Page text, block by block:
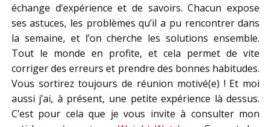
échange d’expérience et de savoirs. Chacun expose
ses astuces, les problèmes qu’il a pu rencontrer dans
la semaine, et l’on cherche les solutions ensemble.
Tout le monde en profite, et cela permet de vite
corriger des erreurs et prendre des bonnes habitudes.
Vous sortirez toujours de réunion motivé(e) ! Et moi
aussi j’ai, à présent, une petite expérience là dessus.
C’est pour cela que je vous invite à consulter mon